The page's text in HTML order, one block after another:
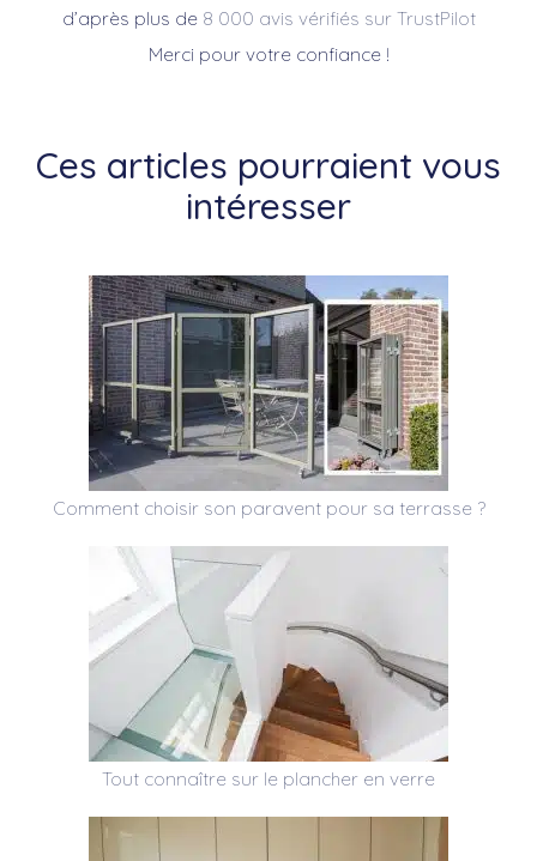
d’après plus de 8 000 avis vérifiés sur TrustPilot
Merci pour votre confiance !
Ces articles pourraient vous
intéresser
Comment choisir son paravent pour sa terrasse ?
Tout connaître sur le plancher en verre